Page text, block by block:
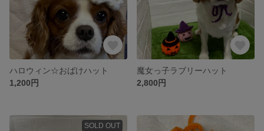
ハロウィン☆おばけハット
1,200円
魔女っ子ラブリーハット
2,800円
SOLD OUT